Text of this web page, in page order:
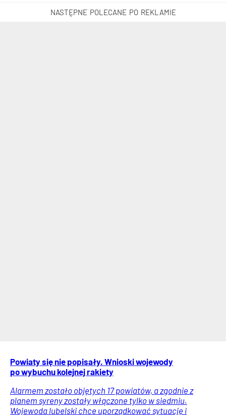
Powiaty się nie popisały. Wnioski wojewody
po wybuchu kolejnej rakiety
Alarmem zostało objętych 17 powiatów, a zgodnie z
planem syreny zostały włączone tylko w siedmiu.
Wojewoda lubelski chce uporządkować sytuację i